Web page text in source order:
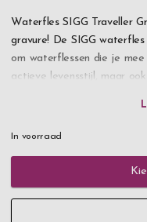
Waterfles SIGG Traveller
gravure! De SIGG
om waterflessen die je
actieve levensstijl, maar
Waarom genoegen nemen
recyclebare aluminium fles
comfortabel met één vinger
lekvrij, zelfs als u het met
In voorraad